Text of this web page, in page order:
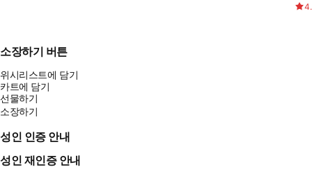
소장하기 버튼
위시리스트에 담기
카트에 담기
선물하기
소장하기
성인 인증 안내
성인 재인증 안내